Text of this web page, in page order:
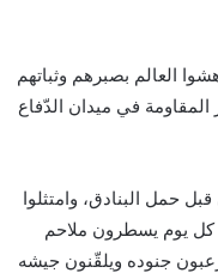
العالم بصبرهم وثباتهم
في ميدان الدّفاع
حمل البنادق، وامتثلوا
كل يوم يسطرون ملاحم
جنوده ويلقّنون جيشه